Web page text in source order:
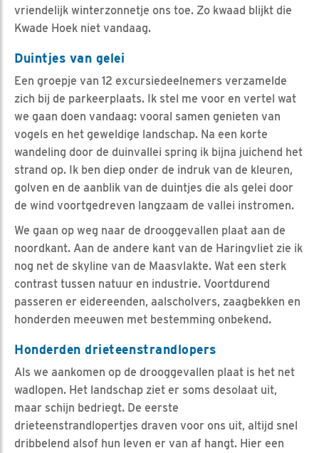
vriendelijk winterzonnetje ons toe. Zo kwaad blijkt die
Kwade Hoek niet vandaag.
Duintjes van gelei
Een groepje van 12 excursiedeelnemers verzamelde
zich bij de parkeerplaats. Ik stel me voor en vertel wat
we gaan doen vandaag: vooral samen genieten van
vogels en het geweldige landschap. Na een korte
wandeling door de duinvallei spring ik bijna juichend het
strand op. Ik ben diep onder de indruk van de kleuren,
golven en de aanblik van de duintjes die als gelei door
de wind voortgedreven langzaam de vallei instromen.
We gaan op weg naar de drooggevallen plaat aan de
noordkant. Aan de andere kant van de Haringvliet zie ik
nog net de skyline van de Maasvlakte. Wat een sterk
contrast tussen natuur en industrie. Voortdurend
passeren er eidereenden, aalscholvers, zaagbekken en
honderden meeuwen met bestemming onbekend.
Honderden drieteenstrandlopers
Als we aankomen op de drooggevallen plaat is het net
wadlopen. Het landschap ziet er soms desolaat uit,
maar schijn bedriegt. De eerste
drieteenstrandlopertjes draven voor ons uit, altijd snel
dribbelend alsof hun leven er van af hangt. Hier een